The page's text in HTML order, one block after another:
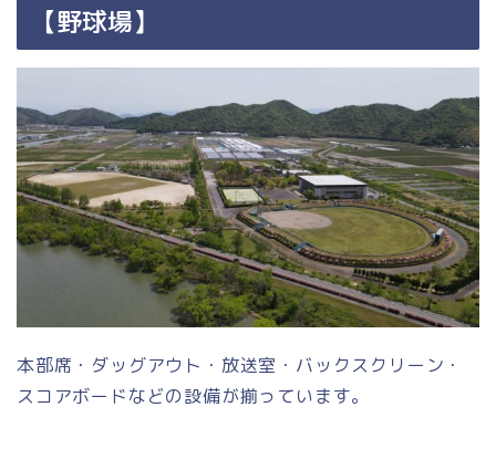
【野球場】
本部席・ダッグアウト・放送室・バックスクリーン・
スコアボードなどの設備が揃っています。